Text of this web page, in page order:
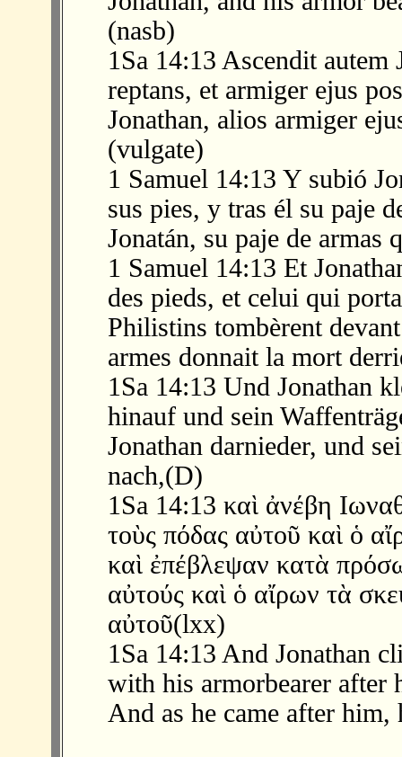
(nasb)
1Sa 14:13 Ascendit autem
reptans, et armiger ejus
Jonathan, alios armiger
(vulgate)
1 Samuel 14:13 Y subió
sus pies, y tras él su paje
Jonatán, su paje de armas
1 Samuel 14:13 Et
des pieds, et celui qui
Philistins tombèrent
armes donnait la mort
1Sa 14:13 Und Jonathan
hinauf und sein
Jonathan darnieder, und
nach,(D)
1Sa 14:13 καὶ ἀνέβη
τοὺς πόδας αὐτοῦ καὶ ὁ
καὶ ἐπέβλεψαν κατὰ
αὐτούς καὶ ὁ αἴρων τὰ
αὐτοῦ(lxx)
1Sa 14:13 And Jonathan
with his armorbearer after
And as he came after